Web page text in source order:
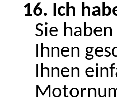
16. Ich
Sie
Ihnen
Ihnen